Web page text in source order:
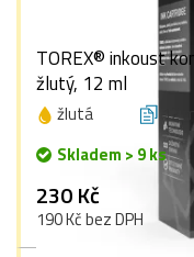
TOREX® inkoust
žlutý, 12 ml
žlutá 12
Skladem > 9 ks
230 Kč
190 Kč bez DPH